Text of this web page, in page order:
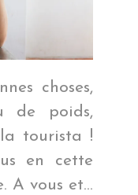
choses,
de poids,
tourista !
en cette
A vous et…